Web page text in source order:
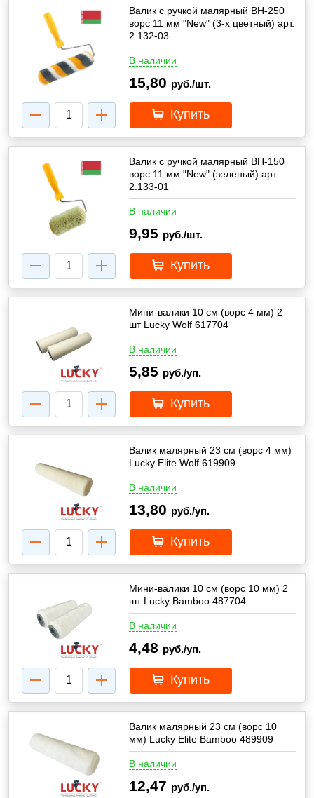
Валик с ручкой малярный ВН-250
ворс 11 мм "New" (3-х цветный) арт.
2.132-03
В наличии
15,80 руб./шт.
Купить
Валик с ручкой малярный ВН-150
ворс 11 мм "New" (зеленый) арт.
2.133-01
В наличии
9,95 руб./шт.
Купить
Мини-валики 10 см (ворс 4 мм) 2
шт Lucky Wolf 617704
В наличии
5,85 руб./уп.
Купить
Валик малярный 23 см (ворс 4 мм)
Lucky Elite Wolf 619909
В наличии
13,80 руб./уп.
Купить
Мини-валики 10 см (ворс 10 мм) 2
шт Lucky Bamboo 487704
В наличии
4,48 руб./уп.
Купить
Валик малярный 23 см (ворс 10
мм) Lucky Elite Bamboo 489909
В наличии
12,47 руб./уп.